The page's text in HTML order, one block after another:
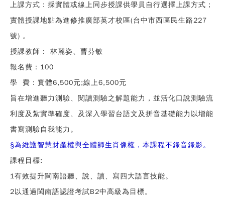
上課方式：採實體或線上同步授課供學員自行選擇上課方式；
實體授課地點為進修推廣部英才校區(台中市西區民生路227
號) 。
授課教師： 林麗姿、曹芬敏
報名費：100
學 費：實體6,500元;線上6,500元
旨在增進聽力測驗、閱讀測驗之解題能力，並活化口說測驗流
利度及紮實準確度、及深入學習台語文及拼音基礎能力以增能
書寫測驗自我能力。
§為維護智慧財產權與全體師生肖像權，本課程不錄音錄影。
課程目標:
1有效提升閩南語聽、說、讀、寫四大語言技能。
2以通過閩南語認證考試B2中高級為目標。